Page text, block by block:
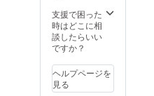
支援で困った
時はどこに相
談したらいい
ですか？
ヘルプページを
見る